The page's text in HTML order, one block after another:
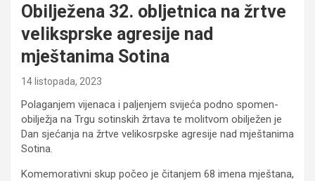
Obilježena 32. obljetnica na žrtve
veliksprske agresije nad
mještanima Sotina
14 listopada, 2023
Polaganjem vijenaca i paljenjem svijeća podno spomen-
obilježja na Trgu sotinskih žrtava te molitvom obilježen je
Dan sjećanja na žrtve velikosrpske agresije nad mještanima
Sotina.
Komemorativni skup počeo je čitanjem 68 imena mještana,